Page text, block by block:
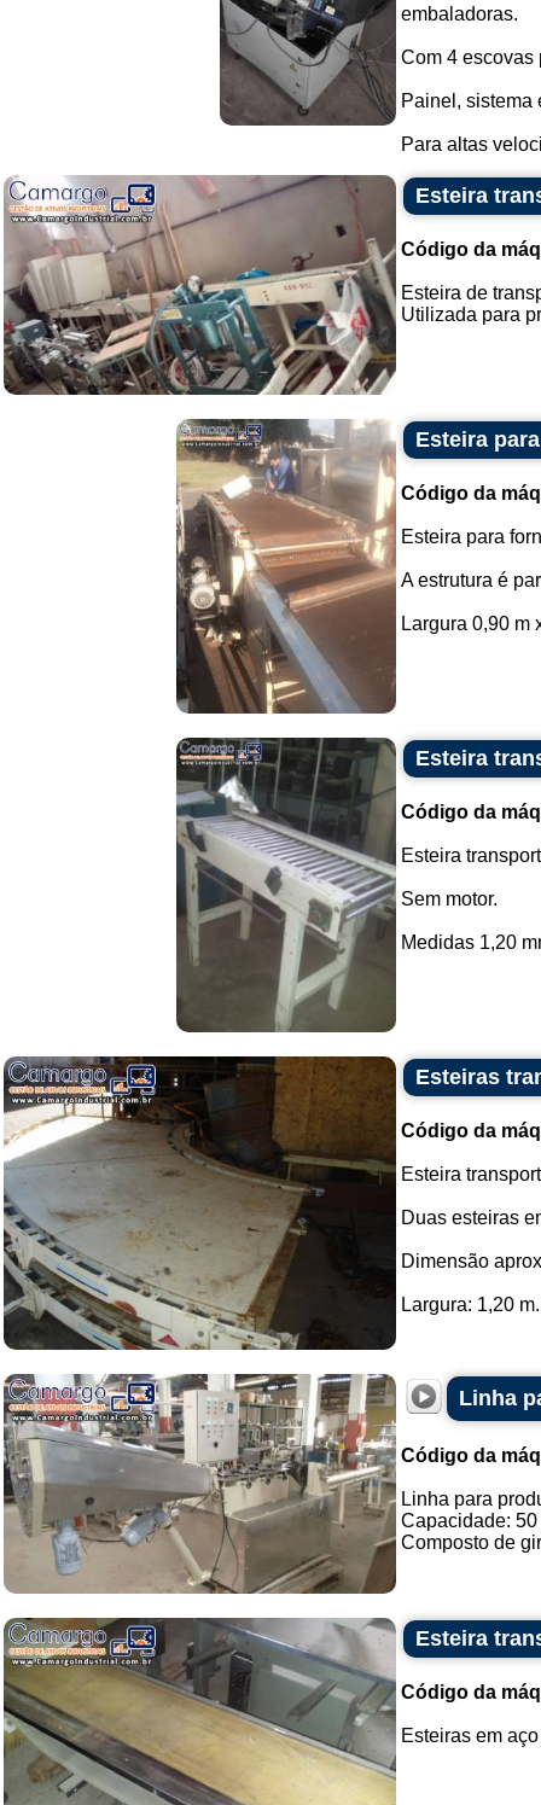
embaladoras.
Com 4 escovas
Painel, sistema
Para altas
Esteira
Código da
Esteira de
Utilizada para
Esteira
Código da
Esteira para
A estrutura é
Largura 0,90 m
Esteira
Código da
Esteira
Sem motor.
Medidas 1,20
Esteiras
Código da
Esteira
Duas esteiras
Dimensão
Largura: 1,20
Linha
Código da
Linha para
Capacidade:
Composto de
Esteira
Código da
Esteiras em